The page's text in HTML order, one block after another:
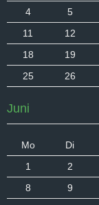
4
5
11
12
18
19
25
26
Juni
Mo Di
1
2
8
9